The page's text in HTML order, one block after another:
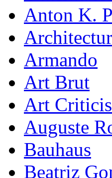
Anton K.
Armando
Art Brut
Art
Auguste
Bauhaus
Beatriz